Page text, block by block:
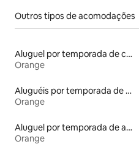
Outros tipos de acomodações
Aluguel por temporada de casas de hóspedes
Orange
Aluguéis por temporada de acomodações de luxo
Orange
Aluguel por temporada de apart-hotéis
Orange